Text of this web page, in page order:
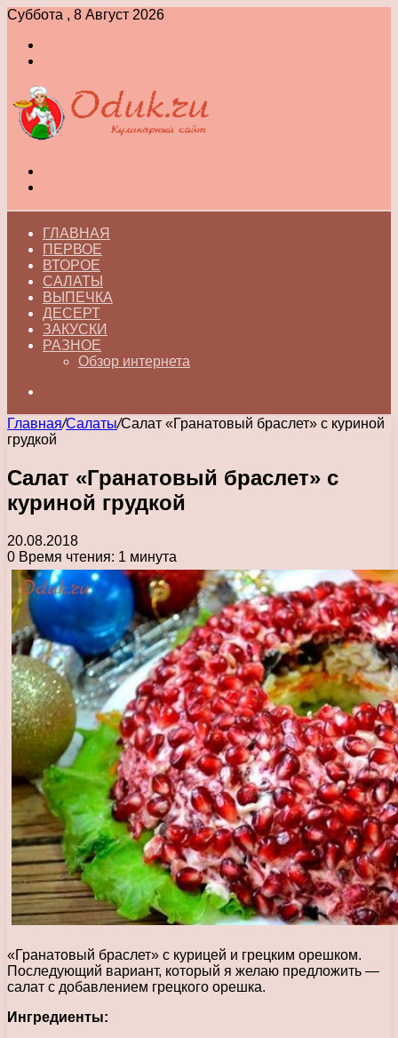
Суббота , 8 Август 2026
ГЛАВНАЯ
ПЕРВОЕ
ВТОРОЕ
САЛАТЫ
ВЫПЕЧКА
ДЕСЕРТ
ЗАКУСКИ
РАЗНОЕ
Обзор интернета
Главная/Салаты/Салат «Гранатовый браслет» с куриной
грудкой
Салат «Гранатовый браслет» с
куриной грудкой
20.08.2018
0 Время чтения: 1 минута
«Гранатовый браслет» с курицей и грецким орешком.
Последующий вариант, который я желаю предложить —
салат с добавлением грецкого орешка.
Ингредиенты: